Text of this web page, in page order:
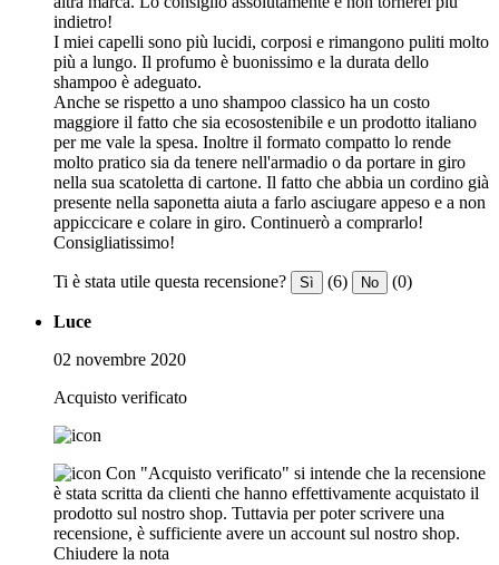
indietro!
I miei capelli sono più lucidi, corposi e rimangono puliti molto
più a lungo. Il profumo è buonissimo e la durata dello
shampoo è adeguato.
Anche se rispetto a uno shampoo classico ha un costo
maggiore il fatto che sia ecosostenibile e un prodotto italiano
per me vale la spesa. Inoltre il formato compatto lo rende
molto pratico sia da tenere nell'armadio o da portare in giro
nella sua scatoletta di cartone. Il fatto che abbia un cordino già
presente nella saponetta aiuta a farlo asciugare appeso e a non
appiccicare e colare in giro. Continuerò a comprarlo!
Consigliatissimo!
Ti è stata utile questa recensione? Sì (6) No (0)
Luce
02 novembre 2020
Acquisto verificato
Con "Acquisto verificato" si intende che la recensione
è stata scritta da clienti che hanno effettivamente acquistato il
prodotto sul nostro shop. Tuttavia per poter scrivere una
recensione, è sufficiente avere un account sul nostro shop.
Chiudere la nota